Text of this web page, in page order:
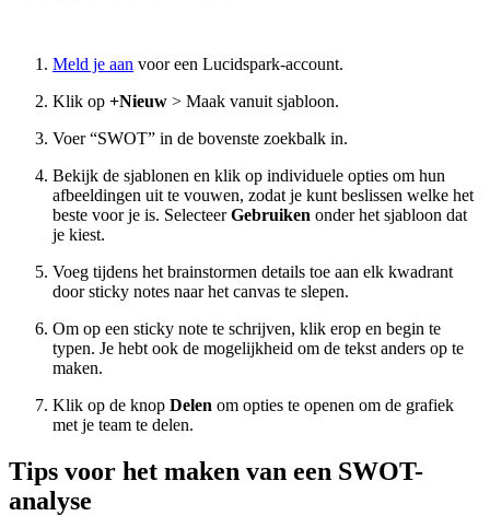
Meld je aan voor een Lucidspark-account.
Klik op +Nieuw > Maak vanuit sjabloon.
Voer “SWOT” in de bovenste zoekbalk in.
Bekijk de sjablonen en klik op individuele opties om hun
afbeeldingen uit te vouwen, zodat je kunt beslissen welke het
beste voor je is. SelecteerGebruiken onder het sjabloon dat
je kiest.
Voeg tijdens het brainstormen details toe aan elk kwadrant
door sticky notes naar het canvas te slepen.
Om op een sticky note te schrijven, klik erop en begin te
typen. Je hebt ook de mogelijkheid om de tekst anders op te
maken.
Klik op de knop Delen om opties te openen om de grafiek
met je team te delen.
Tips voor het maken van een SWOT-
analyse